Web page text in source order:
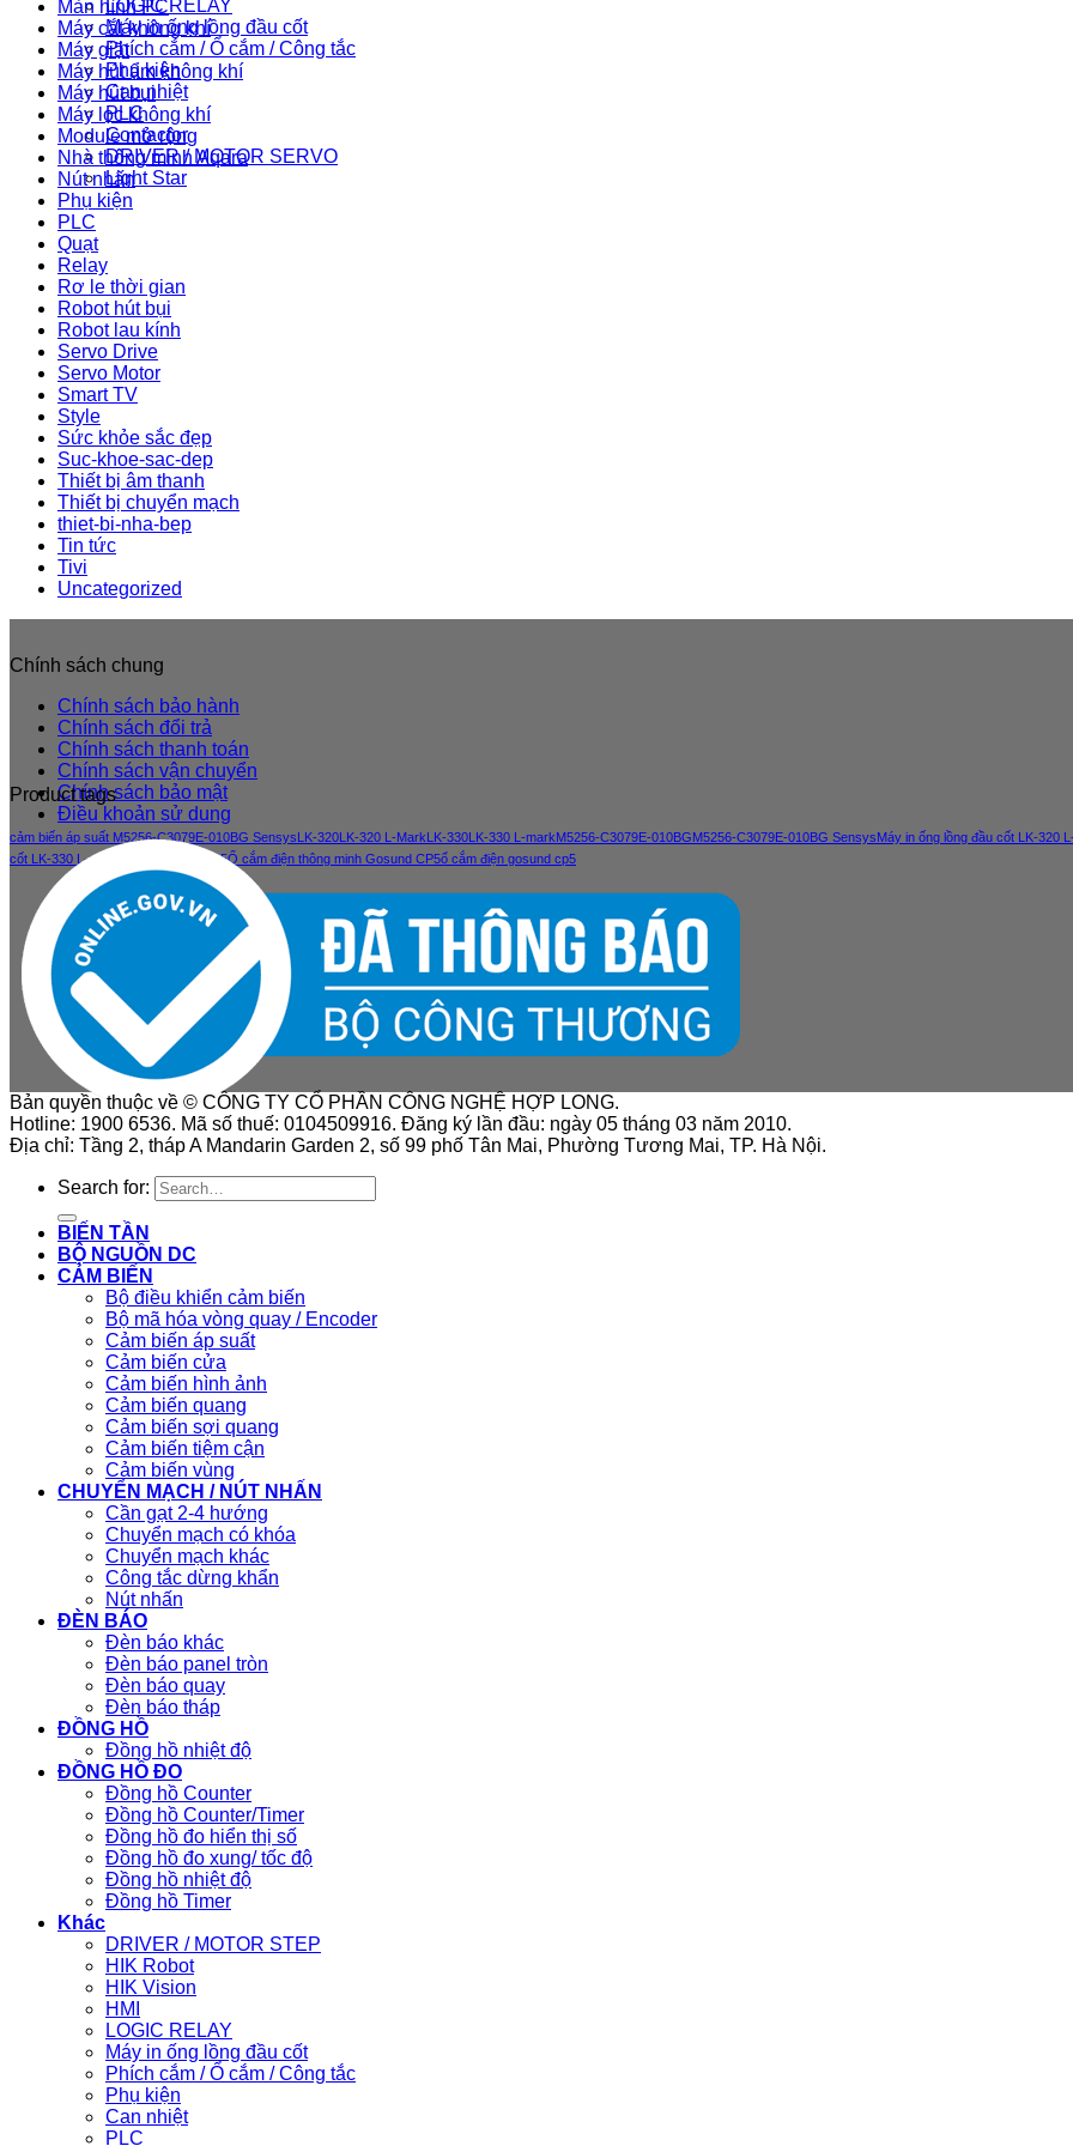
LOGIC RELAY
Máy in ống lồng đầu cốt
Phích cắm / Ổ cắm / Công tắc
Phụ kiện
Can nhiệt
PLC
Contactor
DRIVER / MOTOR SERVO
Light Star
Màn hình PC
Máy cắt không khí
Máy giặt
Máy hút ẩm không khí
Máy hút bụi
Máy lọc không khí
Module mở rộng
Nhà thông minh Aqara
Nút nhấn
Phụ kiện
PLC
Quạt
Relay
Rơ le thời gian
Robot hút bụi
Robot lau kính
Servo Drive
Servo Motor
Smart TV
Style
Sức khỏe sắc đẹp
Suc-khoe-sac-dep
Thiết bị âm thanh
Thiết bị chuyển mạch
thiet-bi-nha-bep
Tin tức
Tivi
Uncategorized
Chính sách chung
Chính sách bảo hành
Chính sách đổi trả
Chính sách thanh toán
Chính sách vận chuyển
Chính sách bảo mật
Điều khoản sử dung
Product tags
cảm biến áp suất M5256-C3079E-010BG SensysLK-320LK-320 L-MarkLK-330LK-330 L-markM5256-C3079E-010BGM5256-C3079E-010BG SensysMáy in ống lồng đầu cốt LK-320
cốt LK-330 L-mark
xiaomi gosund cp5Ổ cắm điện thông minh Gosund CP5ổ cắm điện gosund cp5
Bản quyền thuộc về © CÔNG TY CỔ PHẦN CÔNG NGHỆ HỢP LONG.
Hotline: 1900 6536. Mã số thuế: 0104509916. Đăng ký lần đầu: ngày 05 tháng 03 năm 2010.
Địa chỉ: Tầng 2, tháp A Mandarin Garden 2, số 99 phố Tân Mai, Phường Tương Mai, TP. Hà Nội.
Search for:
BIẾN TẦN
BỘ NGUỒN DC
CẢM BIẾN
Bộ điều khiển cảm biến
Bộ mã hóa vòng quay / Encoder
Cảm biến áp suất
Cảm biến cửa
Cảm biến hình ảnh
Cảm biến quang
Cảm biến sợi quang
Cảm biến tiệm cận
Cảm biến vùng
CHUYỂN MẠCH / NÚT NHẤN
Cần gạt 2-4 hướng
Chuyển mạch có khóa
Chuyển mạch khác
Công tắc dừng khẩn
Nút nhấn
ĐÈN BÁO
Đèn báo khác
Đèn báo panel tròn
Đèn báo quay
Đèn báo tháp
ĐỒNG HỒ
Đồng hồ nhiệt độ
ĐỒNG HỒ ĐO
Đồng hồ Counter
Đồng hồ Counter/Timer
Đồng hồ đo hiển thị số
Đồng hồ đo xung/ tốc độ
Đồng hồ nhiệt độ
Đồng hồ Timer
Khác
DRIVER / MOTOR STEP
HIK Robot
HIK Vision
HMI
LOGIC RELAY
Máy in ống lồng đầu cốt
Phích cắm / Ổ cắm / Công tắc
Phụ kiện
Can nhiệt
PLC